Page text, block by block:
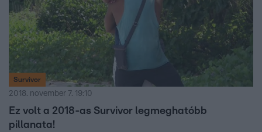
Survivor
2018. november 7. 19:10
Ez volt a 2018-as Survivor legmeghatóbb
pillanata!